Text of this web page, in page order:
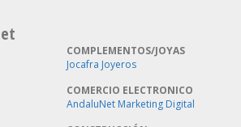
COMPLEMENTOS/JOYAS
Jocafra Joyeros
COMERCIO ELECTRONICO
AndaluNet Marketing Digital